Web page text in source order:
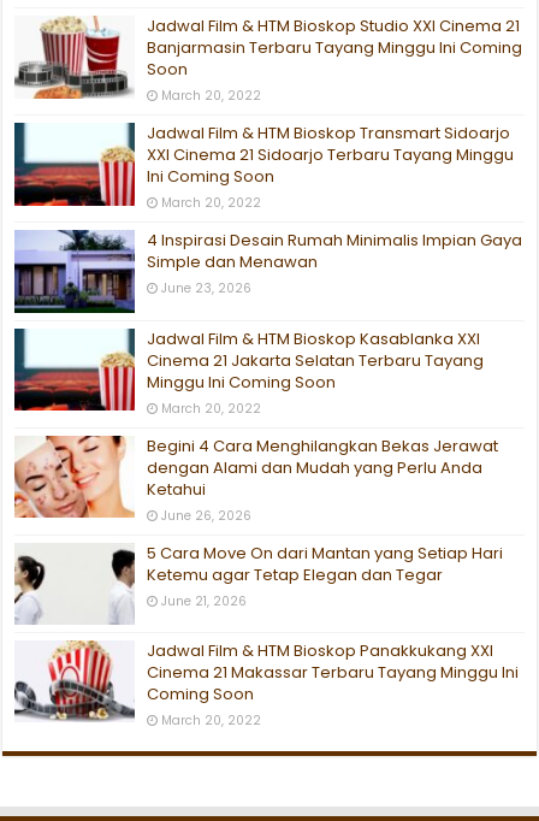
Jadwal Film & HTM Bioskop Studio XXI Cinema 21
Banjarmasin Terbaru Tayang Minggu Ini Coming
Soon
March 20, 2022
Jadwal Film & HTM Bioskop Transmart Sidoarjo
XXI Cinema 21 Sidoarjo Terbaru Tayang Minggu
Ini Coming Soon
March 20, 2022
4 Inspirasi Desain Rumah Minimalis Impian Gaya
Simple dan Menawan
June 23, 2026
Jadwal Film & HTM Bioskop Kasablanka XXI
Cinema 21 Jakarta Selatan Terbaru Tayang
Minggu Ini Coming Soon
March 20, 2022
Begini 4 Cara Menghilangkan Bekas Jerawat
dengan Alami dan Mudah yang Perlu Anda
Ketahui
June 26, 2026
5 Cara Move On dari Mantan yang Setiap Hari
Ketemu agar Tetap Elegan dan Tegar
June 21, 2026
Jadwal Film & HTM Bioskop Panakkukang XXI
Cinema 21 Makassar Terbaru Tayang Minggu Ini
Coming Soon
March 20, 2022